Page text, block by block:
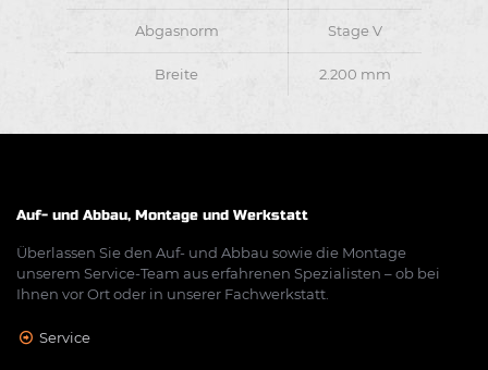
Abgasnorm Stage V
Breite 2.200 mm
Auf- und Abbau, Montage und Werkstatt
Überlassen Sie den Auf- und Abbau sowie die Montage
unserem Service-Team aus erfahrenen Spezialisten – ob bei
Ihnen vor Ort oder in unserer Fachwerkstatt.
Service